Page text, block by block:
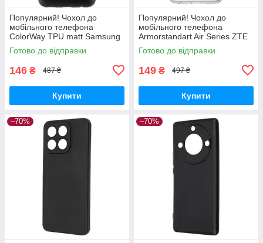
Популярний! Чохол до
мобільного телефона
ColorWay TPU matt Samsung
Galaxy A04e black (CW-
CTMSGA042-BK) - Краща
Готово до відправки
146 ₴ 487 ₴
Купити
Популярний! Чохол до
мобільного телефона
Armorstandart Air Series ZTE
Blade V30 Transparent
(ARM59796) - Краща якість
Готово до відправки
149 ₴ 497 ₴
Купити
–70% –70%